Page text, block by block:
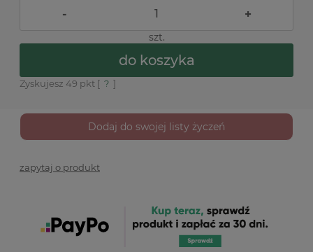
- +
szt.
do koszyka
Zyskujesz 49 pkt [ ? ]
Dodaj do swojej listy życzeń
zapytaj o produkt